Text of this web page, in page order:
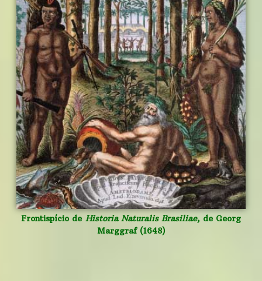
Frontispício de Historia Naturalis Brasiliae, de Georg
Marggraf (1648)